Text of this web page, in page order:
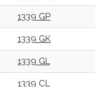
1339 GP
1339 GK
1339 GL
1339 CL